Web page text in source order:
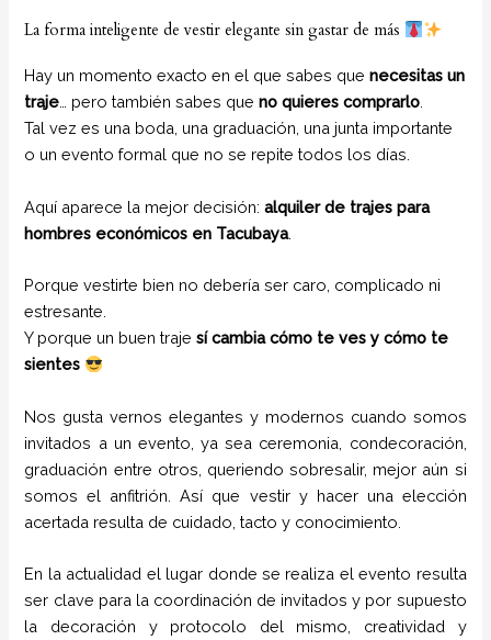
La forma inteligente de vestir elegante sin gastar de más
Hay un momento exacto en el que sabes quenecesitas un
traje… pero también sabes queno quieres comprarlo.
Tal vez es una boda, una graduación, una junta importante
o un evento formal que no se repite todos los días.
Aquí aparece la mejor decisión:alquiler de trajes para
hombres económicos en Tacubaya.
Porque vestirte bien no debería ser caro, complicado ni
estresante.
Y porque un buen trajesí cambia cómo te ves y cómo te
sientes
Nos gusta vernos elegantes y modernos cuando somos
invitados a un evento, ya sea ceremonia, condecoración,
graduación entre otros, queriendo sobresalir, mejor aún si
somos el anfitrión. Así que vestir y hacer una elección
acertada resulta de cuidado, tacto y conocimiento.
En la actualidad el lugar donde se realiza el evento resulta
ser clave para la coordinación de invitados y por supuesto
la decoración y protocolo del mismo, creatividad y